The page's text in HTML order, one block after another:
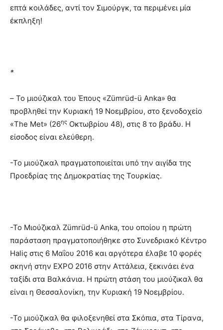
επτά κοιλάδες, αντί τον Σιμούργκ, τα περιμένει μία
έκπληξη!
*
– Το μιούζικαλ του Έπους «Zümrüd-ü Anka» θα
προβληθεί την Κυριακή 19 Νοεμβρίου, στο ξενοδοχείο
«The Met» (26ης Οκτωβρίου 48), στις 8 το βράδυ. Η
είσοδος είναι ελεύθερη.
-Το μιούζικαλ πραγματοποιείται υπό την αιγίδα της
Προεδρίας της Δημοκρατίας της Τουρκίας.
-Το Μιούζικαλ Zümrüd-ü Anka, του οποίου η πρώτη
παράσταση πραγματοποιήθηκε στο Συνεδριακό Κέντρο
Haliç στις 6 Μαΐου 2016 και αργότερα έλαβε 10 φορές
σκηνή στην EXPO 2016 στην Αττάλεια, ξεκινάει ένα
ταξίδι στα Βαλκάνια. Η πρώτη στάση του μιούζικαλ θα
είναι η Θεσσαλονίκη, την Κυριακή 19 Νοεμβρίου.
-Το μιούζικαλ θα φιλοξενηθεί στα Σκόπια, στα Τίρανα,